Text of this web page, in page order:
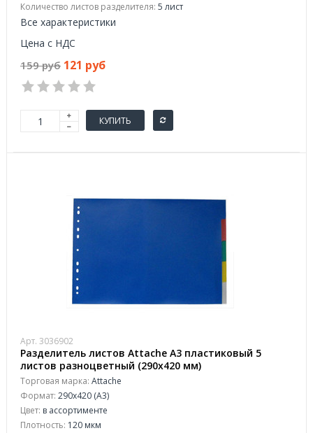
Количество листов разделителя: 5 лист
Все характеристики
Цена с НДС
159 руб 121 руб
КУПИТЬ
Арт. 3036902
Разделитель листов Attache А3 пластиковый 5
листов разноцветный (290х420 мм)
Торговая марка: Attache
Формат: 290x420 (А3)
Цвет: в ассортименте
Плотность: 120 мкм